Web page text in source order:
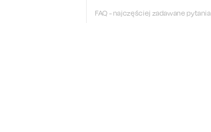
FAQ - najczęściej zadawane pytania